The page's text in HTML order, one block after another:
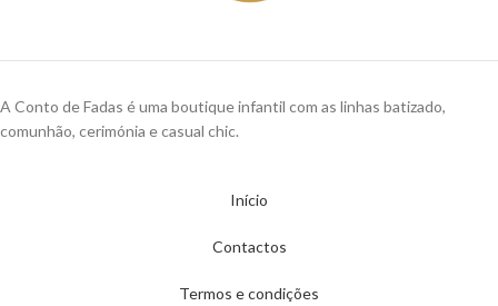
A Conto de Fadas é uma boutique infantil com as linhas batizado,
comunhão, cerimónia e casual chic.
Início
Contactos
Termos e condições